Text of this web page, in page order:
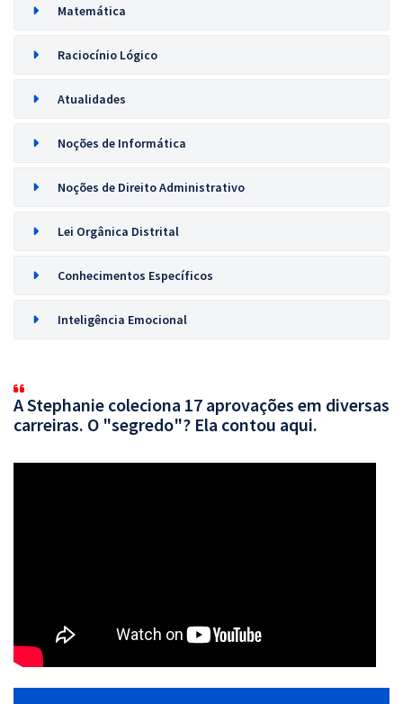
Matemática
Raciocínio Lógico
Atualidades
Noções de Informática
Noções de Direito Administrativo
Lei Orgânica Distrital
Conhecimentos Específicos
Inteligência Emocional
A Stephanie coleciona 17 aprovações em diversas
carreiras. O "segredo"? Ela contou aqui.